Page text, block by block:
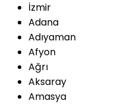
İzmir
Adana
Adıyaman
Afyon
Ağrı
Aksaray
Amasya